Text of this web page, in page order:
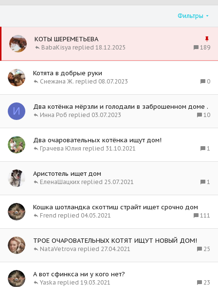
Фильтры
а
п
о
КОТЫ ШЕРЕМЕТЬЕВА
189
18.12.2025
BabaKisya
Котята в добрые руки
0
08.07.2023
Снежана Ж.
И Два котёнка мёрзли и голодали в заброшенном доме .
10
03.07.2023
Инна Роб
Два очаровательных котёнка ищут дом!
1
31.10.2021
Грачева Юлия
Аристотель ищет дом
1
25.07.2021
ЕленаШацких
Кошка шотландка скоттиш страйт ищет срочно дом
111
04.05.2021
Frend
ТРОЕ ОЧАРОВАТЕЛЬНЫХ КОТЯТ ИЩУТ НОВЫЙ ДОМ!
25
27.04.2021
NataVetrova
А вот сфинкса ни у кого нет?
23
19.03.2021
Yaska